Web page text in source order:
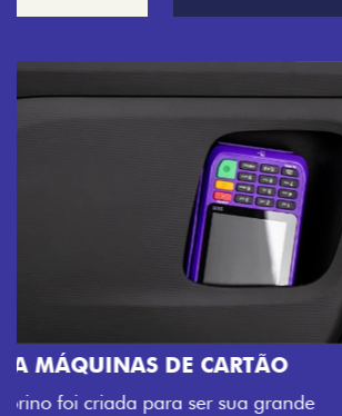
CHAVE COM TELECOMANDO
Agora, a chave da sua nova Fiorino